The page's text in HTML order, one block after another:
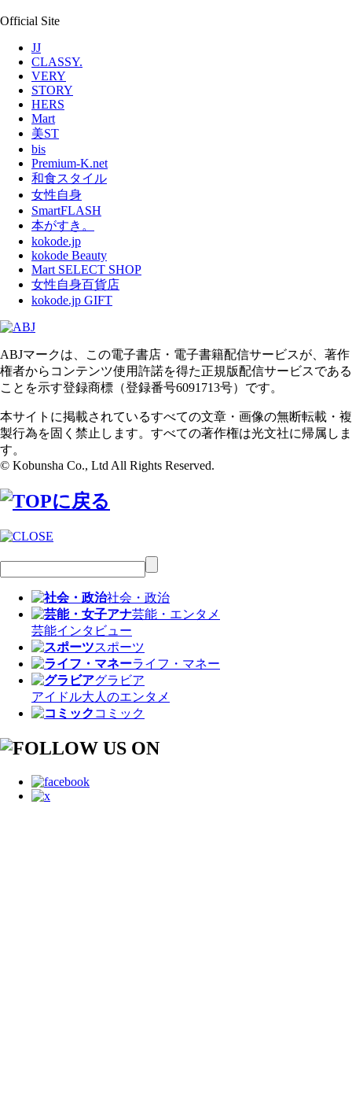
Official Site
JJ
CLASSY.
VERY
STORY
HERS
Mart
美ST
bis
Premium-K.net
和食スタイル
女性自身
SmartFLASH
本がすき。
kokode.jp
kokode Beauty
Mart SELECT SHOP
女性自身百貨店
kokode.jp GIFT
ABJマークは、この電子書店・電子書籍配信サービスが、著作
権者からコンテンツ使用許諾を得た正規版配信サービスである
ことを示す登録商標（登録番号6091713号）です。
本サイトに掲載されているすべての文章・画像の無断転載・複
製行為を固く禁止します。すべての著作権は光文社に帰属しま
す。
© Kobunsha Co., Ltd All Rights Reserved.
社会・政治
芸能・エンタメ
芸能インタビュー
スポーツ
ライフ・マネー
グラビア
アイドル大人のエンタメ
コミック